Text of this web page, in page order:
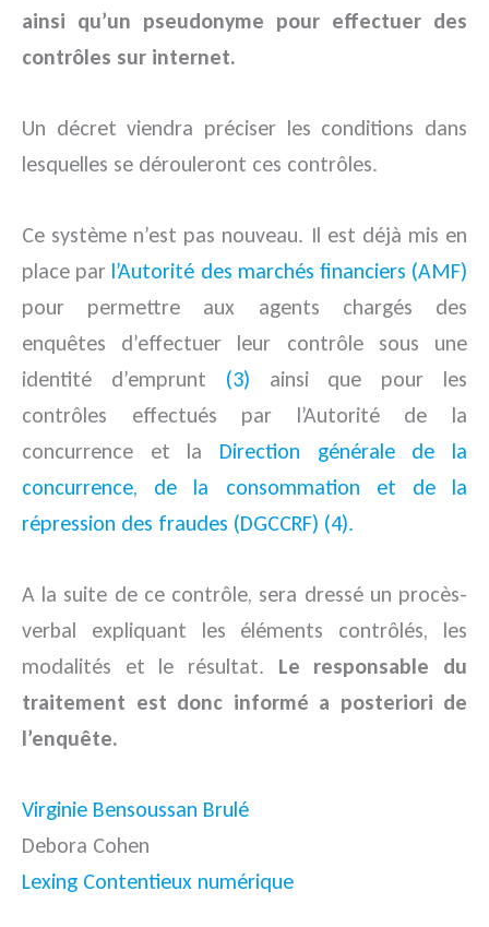
ainsi qu’un pseudonyme pour effectuer des
contrôles sur internet.
Un décret viendra préciser les conditions dans
lesquelles se dérouleront ces contrôles.
Ce système n’est pas nouveau. Il est déjà mis en
place par l’Autorité des marchés financiers (AMF)
pour permettre aux agents chargés des
enquêtes d’effectuer leur contrôle sous une
identité d’emprunt (3) ainsi que pour les
contrôles effectués par l’Autorité de la
concurrence et la Direction générale de la
concurrence, de la consommation et de la
répression des fraudes (DGCCRF) (4).
A la suite de ce contrôle, sera dressé un procès-
verbal expliquant les éléments contrôlés, les
modalités et le résultat. Le responsable du
traitement est donc informé a posteriori de
l’enquête.
Virginie Bensoussan Brulé
Debora Cohen
Lexing Contentieux numérique